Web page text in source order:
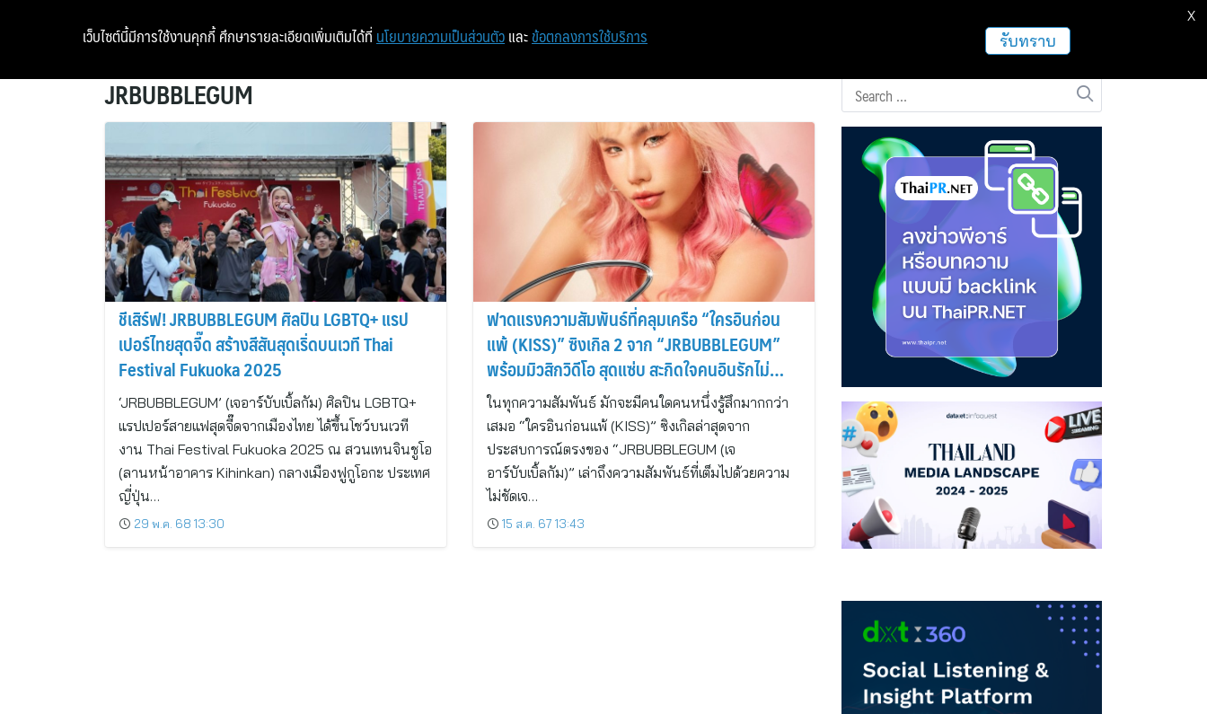
หน้าแรก ท่องเที่ยว ฝากข่าวประชาสัมพันธ์
JRBUBBLEGUM
ชีเสิร์ฟ! JRBUBBLEGUM ศิลปิน LGBTQ+ แรป
เปอร์ไทยสุดจี๊ด สร้างสีสันสุดเริ่ดบนเวที Thai
Festival Fukuoka 2025
‘JRBUBBLEGUM’ (เจอาร์บับเบิ้ลกัม) ศิลปิน LGBTQ+
แรปเปอร์สายแฟสุดจี๊ดจากเมืองไทย ได้ขึ้นโชว์บนเวที
งาน Thai Festival Fukuoka 2025 ณ สวนเทนจินชูโอ
(ลานหน้าอาคาร Kihinkan) กลางเมืองฟูกูโอกะ ประเทศ
ญี่ปุ่น…
29 พ.ค. 68 13:30
ฟาดแรงความสัมพันธ์ที่คลุมเครือ “ใครอินก่อน
แพ้ (KISS)” ซิงเกิล 2 จาก “JRBUBBLEGUM”
พร้อมมิวสิกวิดีโอ สุดแซ่บ สะกิดใจคนอินรักไม่
ชัดเจน!
ในทุกความสัมพันธ์ มักจะมีคนใดคนหนึ่งรู้สึกมากกว่า
เสมอ “ใครอินก่อนแพ้ (KISS)” ซิงเกิลล่าสุดจาก
ประสบการณ์ตรงของ “JRBUBBLEGUM (เจ
อาร์บับเบิ้ลกัม)” เล่าถึงความสัมพันธ์ที่เต็มไปด้วยความ
ไม่ชัดเจ…
15 ส.ค. 67 13:43
เว็บไซต์นี้มีการใช้งานคุกกี้ ศึกษารายละเอียดเพิ่มเติมได้ที่ นโยบายความเป็นส่วนตัว และ ข้อตกลงการใช้บริการ รับทราบ
X